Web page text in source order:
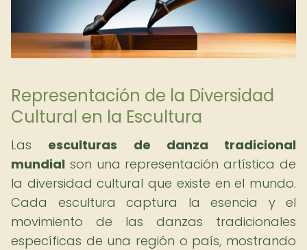
Representación de la Diversidad
Cultural en la Escultura
Las esculturas de danza tradicional
mundial son una representación artística de
la diversidad cultural que existe en el mundo.
Cada escultura captura la esencia y el
movimiento de las danzas tradicionales
específicas de una región o país, mostrando